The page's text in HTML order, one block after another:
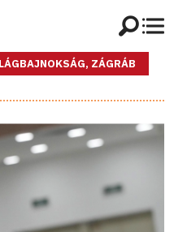
ZÁGRÁB